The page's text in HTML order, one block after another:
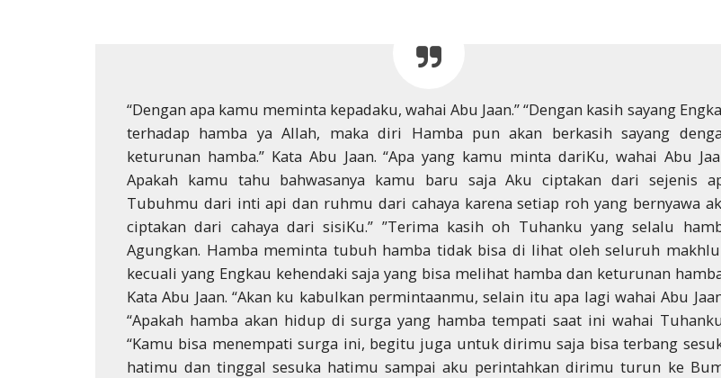
“Dengan apa kamu meminta kepadaku, wahai Abu Jaan.” “Dengan kasih sayang
terhadap hamba ya Allah, maka diri Hamba pun akan berkasih sayang
keturunan hamba.” Kata Abu Jaan. “Apa yang kamu minta dariKu, wahai Abu
Apakah kamu tahu bahwasanya kamu baru saja Aku ciptakan dari sejenis
Tubuhmu dari inti api dan ruhmu dari cahaya karena setiap roh yang bernyawa
ciptakan dari cahaya dari sisiKu.” ”Terima kasih oh Tuhanku yang selalu
Agungkan. Hamba meminta tubuh hamba tidak bisa di lihat oleh seluruh
kecuali yang Engkau kehendaki saja yang bisa melihat hamba dan keturunan
Kata Abu Jaan. “Akan ku kabulkan permintaanmu, selain itu apa lagi wahai Abu
“Apakah hamba akan hidup di surga yang hamba tempati saat ini wahai
“Kamu bisa menempati surga ini, begitu juga untuk dirimu saja bisa terbang
hatimu dan tinggal sesuka hatimu sampai aku perintahkan dirimu turun ke